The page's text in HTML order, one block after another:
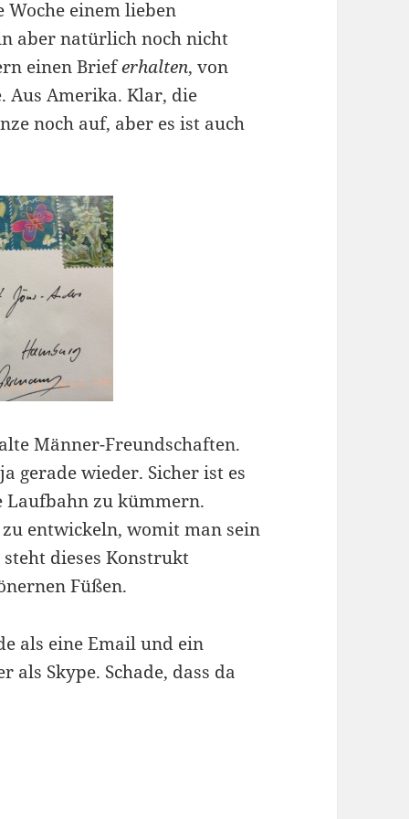
Woche einem lieben
aber natürlich noch nicht
einen Brieferhalten, von
Aus Amerika. Klar, die
noch auf, aber es ist auch
Männer-Freundschaften.
gerade wieder. Sicher ist es
Laufbahn zu kümmern.
entwickeln, womit man sein
dieses Konstrukt
Füßen.
als eine Email und ein
als Skype. Schade, dass da